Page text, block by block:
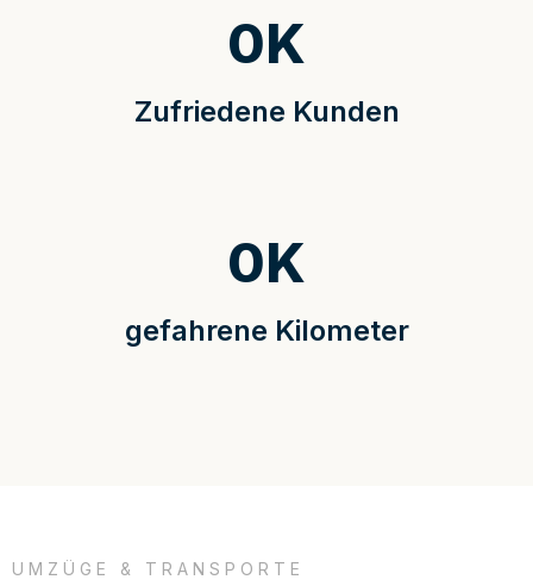
Zufriedene Kunden
0K
gefahrene Kilometer
0K
UMZÜGE & TRANSPORTE